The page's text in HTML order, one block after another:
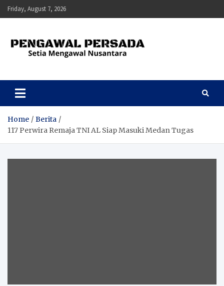
Skip
to
Friday, August 7, 2026
Pengawal Persada
Home
Berita
117 Perwira Remaja TNI AL Siap Masuki Medan Tugas